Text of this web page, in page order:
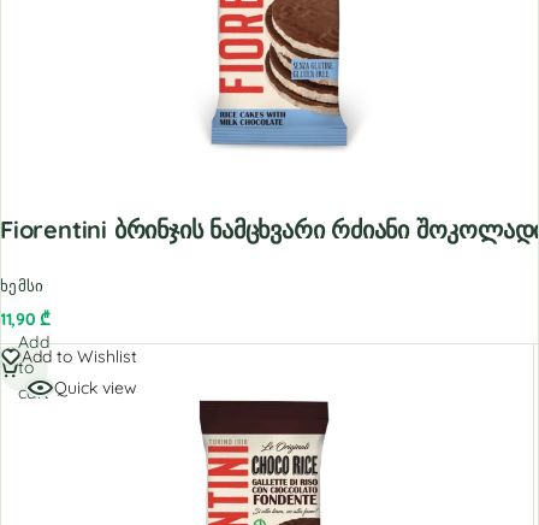
Fiorentini Ბრინჯის Ნამცხვარი Რძიანი
ხემსი
11,90₾
Add to Wishlist
Quick view
Add
to
cart